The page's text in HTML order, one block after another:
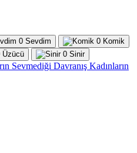
0 Sevdim 0 Komik
Üzücü 0 Sinir
Sevmediği Davranış Kadınların